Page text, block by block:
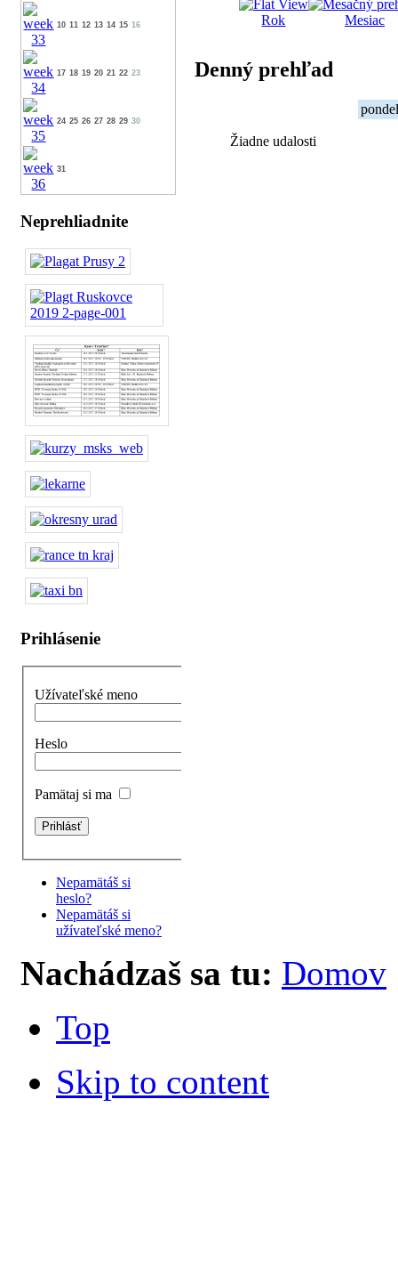
Rok Mesiac
Denný prehľad
Žiadne udalosti
10 11 12 13 14 15 16
17 18 19 20 21 22 23
24 25 26 27 28 29 30
31
Neprehliadnite
Prihlásenie
Užívateľské meno
Heslo
Pamätaj si ma
Nepamätáš si
heslo?
Nepamätáš si
užívateľské meno?
Nachádzaš sa tu: Domov
Top
Skip to content